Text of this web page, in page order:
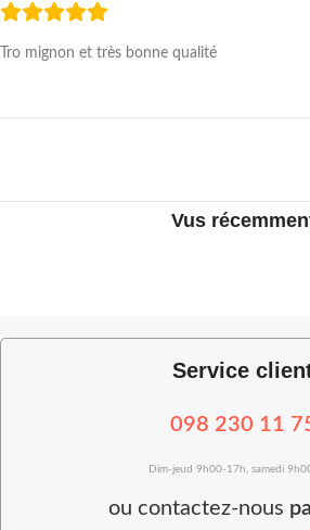
Tro mignon et très bonne qualité
Vus
Service
098 230 11
Dim-jeud 9h00-17h, samedi
ou contactez-nous